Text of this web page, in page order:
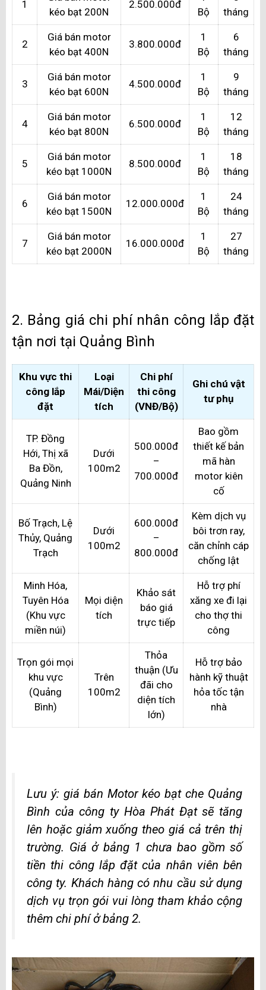
1
kéo bạt 200N
2.500.000đ
Bộ
tháng
2
Giá bán motor
kéo bạt 400N
3.800.000đ
1
Bộ
6
tháng
3
Giá bán motor
kéo bạt 600N
4.500.000đ
1
Bộ
9
tháng
4
Giá bán motor
kéo bạt 800N
6.500.000đ
1
Bộ
12
tháng
5
Giá bán motor
kéo bạt 1000N
8.500.000đ
1
Bộ
18
tháng
6
Giá bán motor
kéo bạt 1500N
12.000.000đ
1
Bộ
24
tháng
7
Giá bán motor
kéo bạt 2000N
16.000.000đ
1
Bộ
27
tháng
2. Bảng giá chi phí nhân công lắp đặt
tận nơi tại Quảng Bình
Khu vực thi
công lắp
đặt
Loại
Mái/Diện
tích
Chi phí
thi công
(VNĐ/Bộ)
Ghi chú vật
tư phụ
TP. Đồng
Hới, Thị xã
Ba Đồn,
Quảng Ninh
Dưới
100m2
500.000đ
–
700.000đ
Bao gồm
thiết kế bản
mã hàn
motor kiên
cố
Bố Trạch, Lệ
Thủy, Quảng
Trạch
Dưới
100m2
600.000đ
–
800.000đ
Kèm dịch vụ
bôi trơn ray,
căn chỉnh cáp
chống lật
Minh Hóa,
Tuyên Hóa
(Khu vực
miền núi)
Mọi diện
tích
Khảo sát
báo giá
trực tiếp
Hỗ trợ phí
xăng xe đi lại
cho thợ thi
công
Trọn gói mọi
khu vực
(Quảng
Bình)
Trên
100m2
Thỏa
thuận (Ưu
đãi cho
diện tích
lớn)
Hỗ trợ bảo
hành kỹ thuật
hỏa tốc tận
nhà
Lưu ý: giá bán Motor kéo bạt che Quảng
Bình của công ty Hòa Phát Đạt sẽ tăng
lên hoặc giảm xuống theo giá cả trên thị
trường. Giá ở bảng 1 chưa bao gồm số
tiền thi công lắp đặt của nhân viên bên
công ty. Khách hàng có nhu cầu sử dụng
dịch vụ trọn gói vui lòng tham khảo cộng
thêm chi phí ở bảng 2.